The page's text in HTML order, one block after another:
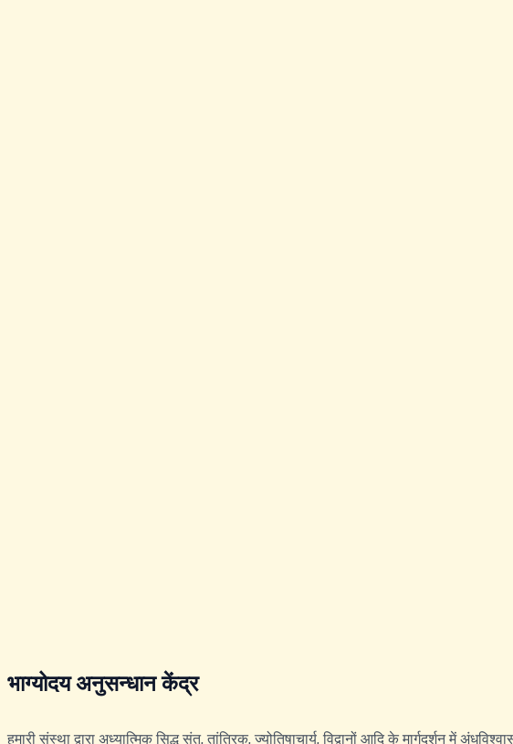
भाग्योदय अनुसन्धान केंद्र
हमारी संस्था द्वारा अध्यात्मिक सिद्ध संत, तांत्रिक, ज्योतिषाचार्य, विद्वानों आदि के मार्गदर्शन